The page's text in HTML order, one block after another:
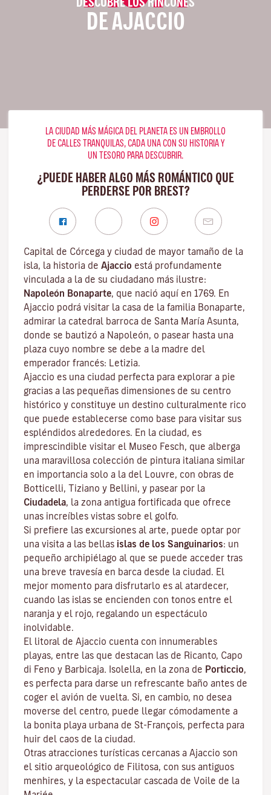
DE AJACCIO
LA CIUDAD MÁS MÁGICA DEL PLANETA ES UN EMBROLLO
DE CALLES TRANQUILAS, CADA UNA CON SU HISTORIA Y
UN TESORO PARA DESCUBRIR.
¿PUEDE HABER ALGO MÁS ROMÁNTICO QUE
PERDERSE POR BREST?
Capital de Córcega y ciudad de mayor tamaño de la
isla, la historia de Ajaccio está profundamente
vinculada a la de su ciudadano más ilustre:
Napoleón Bonaparte, que nació aquí en 1769. En
Ajaccio podrá visitar la casa de la familia Bonaparte,
admirar la catedral barroca de Santa María Asunta,
donde se bautizó a Napoleón, o pasear hasta una
plaza cuyo nombre se debe a la madre del
emperador francés: Letizia.
Ajaccio es una ciudad perfecta para explorar a pie
gracias a las pequeñas dimensiones de su centro
histórico y constituye un destino culturalmente rico
que puede establecerse como base para visitar sus
espléndidos alrededores. En la ciudad, es
imprescindible visitar el Museo Fesch, que alberga
una maravillosa colección de pintura italiana similar
en importancia solo a la del Louvre, con obras de
Botticelli, Tiziano y Bellini, y pasear por la
Ciudadela, la zona antigua fortificada que ofrece
unas increíbles vistas sobre el golfo.
Si prefiere las excursiones al arte, puede optar por
una visita a las bellas islas de los Sanguinarios: un
pequeño archipiélago al que se puede acceder tras
una breve travesía en barca desde la ciudad. El
mejor momento para disfrutarlo es al atardecer,
cuando las islas se encienden con tonos entre el
naranja y el rojo, regalando un espectáculo
inolvidable.
El litoral de Ajaccio cuenta con innumerables
playas, entre las que destacan las de Ricanto, Capo
di Feno y Barbicaja. Isolella, en la zona de Porticcio,
es perfecta para darse un refrescante baño antes de
coger el avión de vuelta. Si, en cambio, no desea
moverse del centro, puede llegar cómodamente a
la bonita playa urbana de St-François, perfecta para
huir del caos de la ciudad.
Otras atracciones turísticas cercanas a Ajaccio son
el sitio arqueológico de Filitosa, con sus antiguos
menhires, y la espectacular cascada de Voile de la